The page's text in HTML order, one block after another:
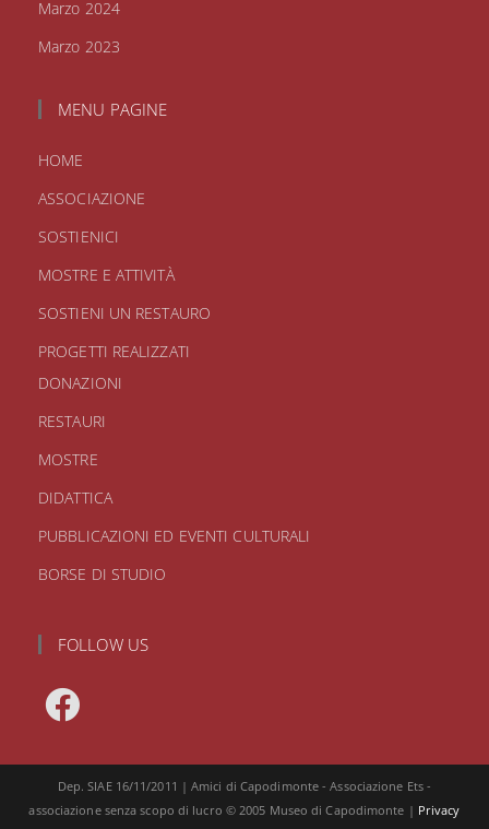
Marzo 2024
Marzo 2023
MENU PAGINE
HOME
ASSOCIAZIONE
SOSTIENICI
MOSTRE E ATTIVITÀ
SOSTIENI UN RESTAURO
PROGETTI REALIZZATI
DONAZIONI
RESTAURI
MOSTRE
DIDATTICA
PUBBLICAZIONI ED EVENTI CULTURALI
BORSE DI STUDIO
FOLLOW US
Dep. SIAE 16/11/2011 | Amici di Capodimonte - Associazione Ets -
associazione senza scopo di lucro © 2005 Museo di Capodimonte | Privacy